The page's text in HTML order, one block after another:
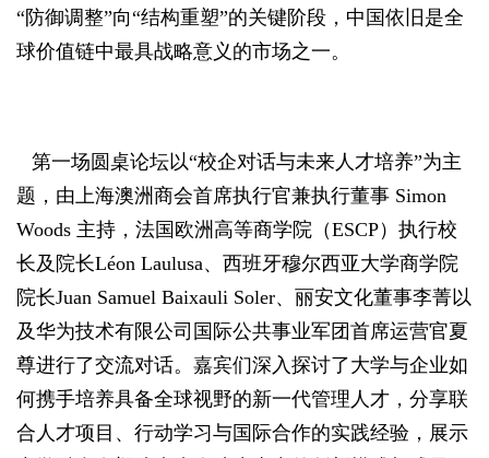
“防御调整”向“结构重塑”的关键阶段，中国依旧是全
球价值链中最具战略意义的市场之一。
第一场圆桌论坛以“校企对话与未来人才培养”为主
题，由上海澳洲商会首席执行官兼执行董事 Simon
Woods 主持，法国欧洲高等商学院（ESCP）执行校
长及院长Léon Laulusa、西班牙穆尔西亚大学商学院
院长Juan Samuel Baixauli Soler、丽安文化董事李菁以
及华为技术有限公司国际公共事业军团首席运营官夏
尊进行了交流对话。嘉宾们深入探讨了大学与企业如
何携手培养具备全球视野的新一代管理人才，分享联
合人才项目、行动学习与国际合作的实践经验，展示